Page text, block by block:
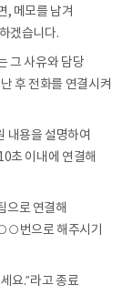
, 메모를 남겨
겠습니다.
그 사유와 담당
후 전화를 연결시켜
내용을 설명하여
초 이내에 연결해
으로 연결해
번으로 해주시기
요.”라고 종료